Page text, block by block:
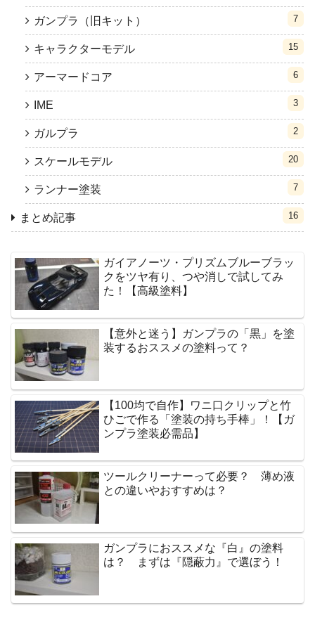
ガンプラ（旧キット） 7
キャラクターモデル 15
アーマードコア 6
IME 3
ガルプラ 2
スケールモデル 20
ランナー塗装 7
まとめ記事 16
ガイアノーツ・プリズムブルーブラッ
クをツヤ有り、つや消しで試してみ
た！【高級塗料】
【意外と迷う】ガンプラの「黒」を塗
装するおススメの塗料って？
【100均で自作】ワニ口クリップと竹
ひごで作る「塗装の持ち手棒」！【ガ
ンプラ塗装必需品】
ツールクリーナーって必要？ 薄め液
との違いやおすすめは？
ガンプラにおススメな『白』の塗料
は？ まずは『隠蔽力』で選ぼう！